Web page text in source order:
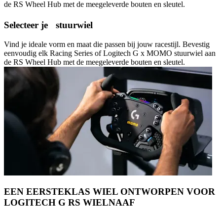
de RS Wheel Hub met de meegeleverde bouten en sleutel.
Selecteer je stuurwiel
Vind je ideale vorm en maat die passen bij jouw racestijl. Bevestig
eenvoudig elk Racing Series of Logitech G x MOMO stuurwiel aan
de RS Wheel Hub met de meegeleverde bouten en sleutel.
EEN EERSTEKLAS WIEL ONTWORPEN VOOR
LOGITECH G RS WIELNAAF